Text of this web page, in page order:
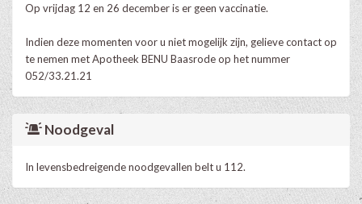
Op vrijdag 12 en 26 december is er geen vaccinatie.
Indien deze momenten voor u niet mogelijk zijn, gelieve contact op
te nemen met Apotheek BENU Baasrode op het nummer
052/33.21.21
Noodgeval
In levensbedreigende noodgevallen belt u 112.